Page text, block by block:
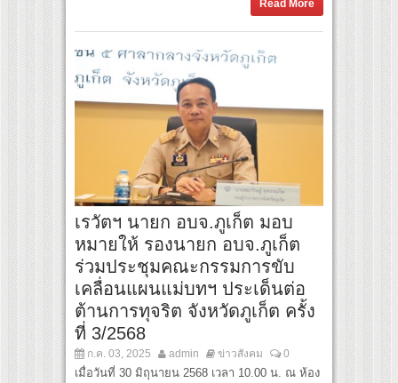
Read More
เรวัตฯ นายก อบจ.ภูเก็ต มอบ
หมายให้ รองนายก อบจ.ภูเก็ต
ร่วมประชุมคณะกรรมการขับ
เคลื่อนแผนแม่บทฯ ประเด็นต่อ
ต้านการทุจริต จังหวัดภูเก็ต ครั้ง
ที่ 3/2568
ก.ค. 03, 2025 admin ข่าวสังคม 0
เมื่อวันที่ 30 มิถุนายน 2568 เวลา 10.00 น. ณ ห้อง